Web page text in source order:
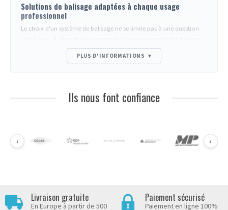
Solutions de balisage adaptées à chaque usage
professionnel
Le choix d'un système de balisage ne se limite pas à une question
du type de flux à gérer et des contraintes réglementaires ou
techniques propres à chaque secteur. Un poteau adapté à un musée
professionnels de cibler rapidement la solution technique la plus
La gestion de files d'attente
constitue l'usage le plus courant en
environnement commercial, bancaire, administratif ou
gammes Beltrac Classic et Extend répondent à ces besoins avec des
PLUS D'INFORMATIONS ▾
Ils nous font confiance
‹ ›
Livraison gratuite
En Europe à partir de 500
Paiement sécurisé
Paiement en ligne 100%